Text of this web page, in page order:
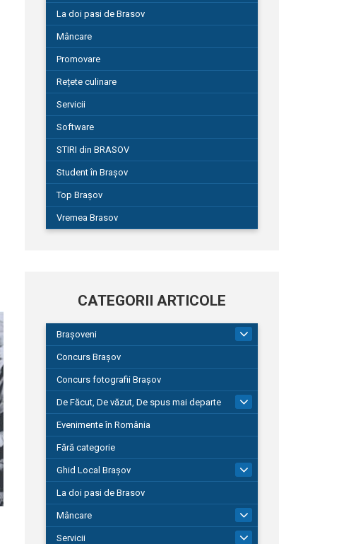
La doi pasi de Brasov
Mâncare
Promovare
Rețete culinare
Servicii
Software
STIRI din BRASOV
Student în Brașov
Top Brașov
Vremea Brasov
CATEGORII ARTICOLE
Brașoveni
Concurs Brașov
Concurs fotografii Brașov
De Făcut, De văzut, De spus mai departe
149
Evenimente în România
Fără categorie
Ghid Local Brașov
La doi pasi de Brasov
Mâncare
Servicii